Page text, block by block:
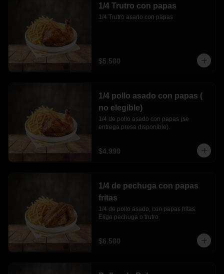
1/4 Trutro con papas
1/4 Trutro asado con papas
$5.500
1/4 pollo asado con papas (
no elegible)
1/4 de pollo asado con papas (se
entrega presa disponible).
$4.990
1/4 de pechuga con papas
fritas
1/4 de pollo asado, con papas fritas.
Elige pechuga o trutro
$6.500